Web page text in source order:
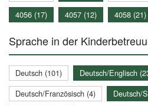
4056 (17)
4057 (12) 4058 (21)
Sprache in der
Deutsch (101)
Deutsch/Englisch
Deutsch/Französisch (4)
Deutsch/